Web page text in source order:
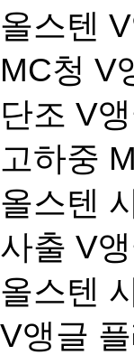
올스텐
MC청 V
단조 V
고하중
올스텐
사출 V
올스텐
V앵글